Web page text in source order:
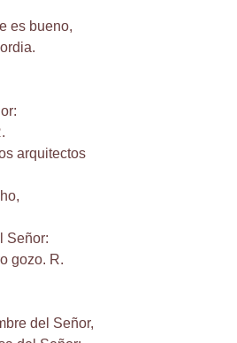
es bueno,
arquitectos
Señor:
gozo. R.
del Señor,